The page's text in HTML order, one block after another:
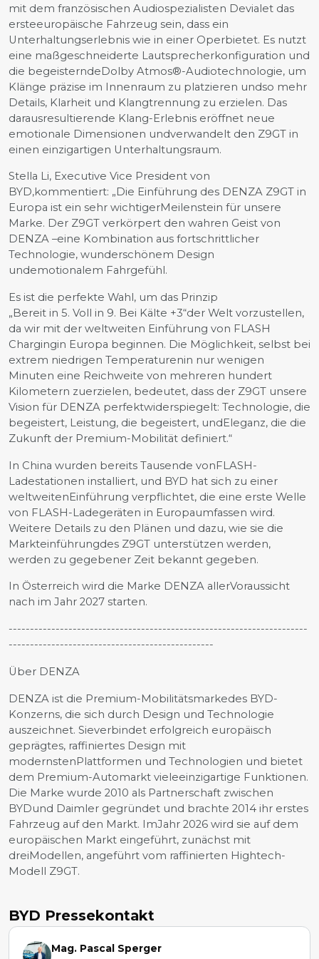
BYD Pressekontakt
Mag. Pascal Sperger
mit dem französischen Audiospezialisten Devialet das
ersteeuropäische Fahrzeug sein, dass ein
Unterhaltungserlebnis wie in einer Operbietet. Es nutzt
eine maßgeschneiderte Lautsprecherkonfiguration und
die begeisterndeDolby Atmos®-Audiotechnologie, um
Klänge präzise im Innenraum zu platzieren undso mehr
Details, Klarheit und Klangtrennung zu erzielen. Das
darausresultierende Klang-Erlebnis eröffnet neue
emotionale Dimensionen undverwandelt den Z9GT in
einen einzigartigen Unterhaltungsraum.
Stella Li, Executive Vice President von
BYD,kommentiert: „Die Einführung des DENZA Z9GT in
Europa ist ein sehr wichtigerMeilenstein für unsere
Marke. Der Z9GT verkörpert den wahren Geist von
DENZA –eine Kombination aus fortschrittlicher
Technologie, wunderschönem Design
undemotionalem Fahrgefühl.
Es ist die perfekte Wahl, um das Prinzip
„Bereit in 5. Voll in 9. Bei Kälte +3“der Welt vorzustellen,
da wir mit der weltweiten Einführung von FLASH
Chargingin Europa beginnen. Die Möglichkeit, selbst bei
extrem niedrigen Temperaturenin nur wenigen
Minuten eine Reichweite von mehreren hundert
Kilometern zuerzielen, bedeutet, dass der Z9GT unsere
Vision für DENZA perfektwiderspiegelt: Technologie, die
begeistert, Leistung, die begeistert, undEleganz, die die
Zukunft der Premium-Mobilität definiert.“
In China wurden bereits Tausende vonFLASH-
Ladestationen installiert, und BYD hat sich zu einer
weltweitenEinführung verpflichtet, die eine erste Welle
von FLASH-Ladegeräten in Europaumfassen wird.
Weitere Details zu den Plänen und dazu, wie sie die
Markteinführungdes Z9GT unterstützen werden,
werden zu gegebener Zeit bekannt gegeben.
In Österreich wird die Marke DENZA allerVoraussicht
nach im Jahr 2027 starten.
----------------------------------------------------------------------
------------------------------------------------
Über DENZA
DENZA ist die Premium-Mobilitätsmarkedes BYD-
Konzerns, die sich durch Design und Technologie
auszeichnet. Sieverbindet erfolgreich europäisch
geprägtes, raffiniertes Design mit
modernstenPlattformen und Technologien und bietet
dem Premium-Automarkt vieleeinzigartige Funktionen.
Die Marke wurde 2010 als Partnerschaft zwischen
BYDund Daimler gegründet und brachte 2014 ihr erstes
Fahrzeug auf den Markt. ImJahr 2026 wird sie auf dem
europäischen Markt eingeführt, zunächst mit
dreiModellen, angeführt vom raffinierten Hightech-
Modell Z9GT.